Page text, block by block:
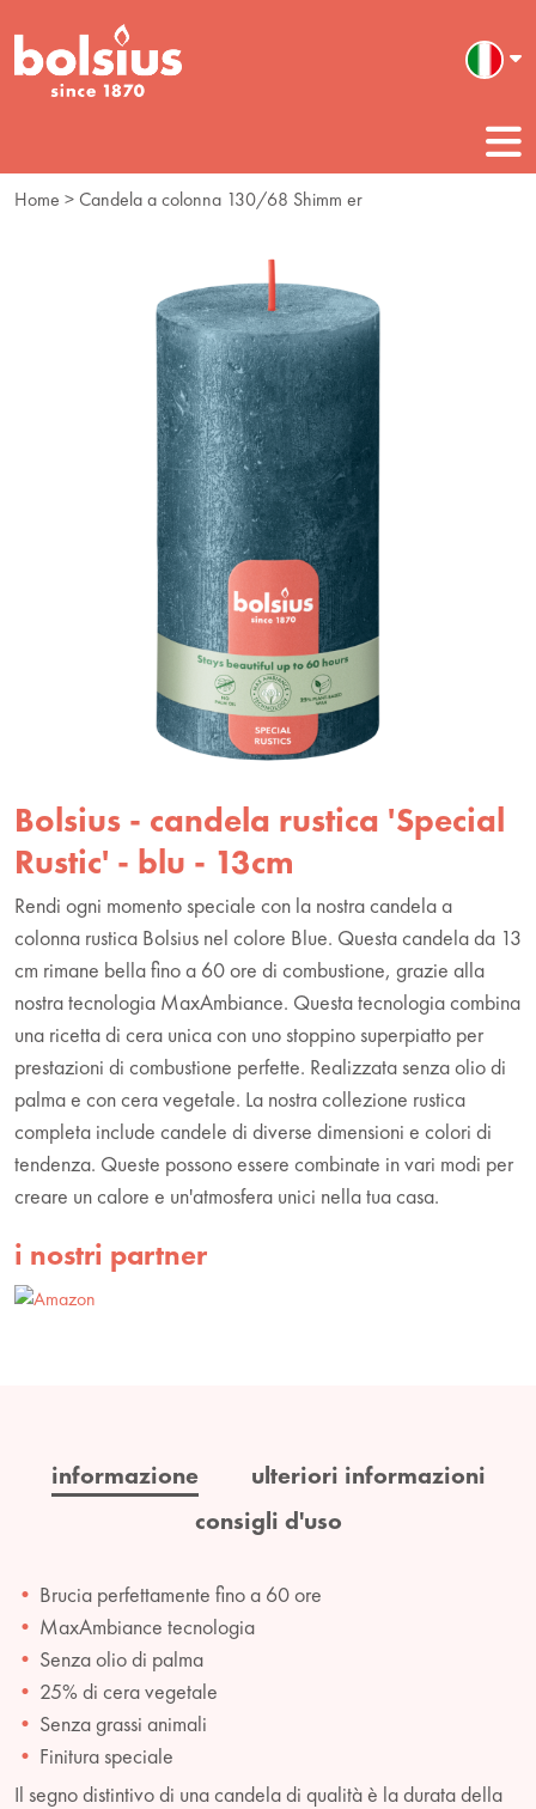
Home > Candela a colonna 130/68 Shimm er
Bolsius - candela rustica 'Special
Rustic' - blu - 13cm
Rendi ogni momento speciale con la nostra candela a
colonna rustica Bolsius nel colore Blue. Questa candela da 13
cm rimane bella fino a 60 ore di combustione, grazie alla
nostra tecnologia MaxAmbiance. Questa tecnologia combina
una ricetta di cera unica con uno stoppino superpiatto per
prestazioni di combustione perfette. Realizzata senza olio di
palma e con cera vegetale. La nostra collezione rustica
completa include candele di diverse dimensioni e colori di
tendenza. Queste possono essere combinate in vari modi per
creare un calore e un'atmosfera unici nella tua casa.
i nostri partner
informazione
ulteriori informazioni
consigli d'uso
Brucia perfettamente fino a 60 ore
MaxAmbiance tecnologia
Senza olio di palma
25% di cera vegetale
Senza grassi animali
Finitura speciale
Il segno distintivo di una candela di qualità è la durata della